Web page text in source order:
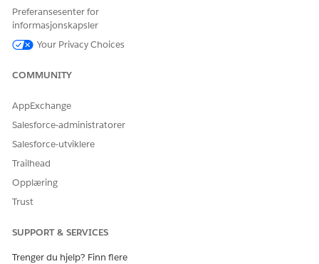
La oss få vite det slik at vi kan forbedre!
Preferansesenter for
informasjonskapsler
Your Privacy Choices
COMMUNITY
AppExchange
Salesforce-administratorer
Salesforce-utviklere
Trailhead
Opplæring
Trust
SUPPORT & SERVICES
Trenger du hjelp? Finn flere